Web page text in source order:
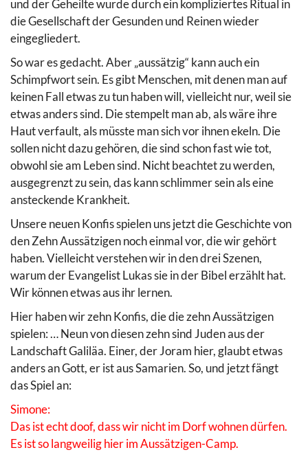
und der Geheilte wurde durch ein kompliziertes Ritual in
die Gesellschaft der Gesunden und Reinen wieder
eingegliedert.
So war es gedacht. Aber „aussätzig“ kann auch ein
Schimpfwort sein. Es gibt Menschen, mit denen man auf
keinen Fall etwas zu tun haben will, vielleicht nur, weil sie
etwas anders sind. Die stempelt man ab, als wäre ihre
Haut verfault, als müsste man sich vor ihnen ekeln. Die
sollen nicht dazu gehören, die sind schon fast wie tot,
obwohl sie am Leben sind. Nicht beachtet zu werden,
ausgegrenzt zu sein, das kann schlimmer sein als eine
ansteckende Krankheit.
Unsere neuen Konfis spielen uns jetzt die Geschichte von
den Zehn Aussätzigen noch einmal vor, die wir gehört
haben. Vielleicht verstehen wir in den drei Szenen,
warum der Evangelist Lukas sie in der Bibel erzählt hat.
Wir können etwas aus ihr lernen.
Hier haben wir zehn Konfis, die die zehn Aussätzigen
spielen: … Neun von diesen zehn sind Juden aus der
Landschaft Galiläa. Einer, der Joram hier, glaubt etwas
anders an Gott, er ist aus Samarien. So, und jetzt fängt
das Spiel an:
Simone:
Das ist echt doof, dass wir nicht im Dorf wohnen dürfen.
Es ist so langweilig hier im Aussätzigen-Camp.